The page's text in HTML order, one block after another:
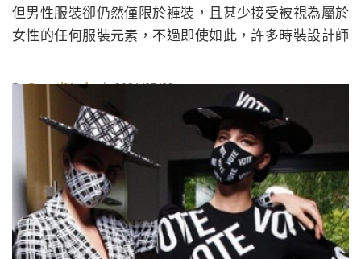
但男性服裝卻仍然僅限於褲裝，且甚少接受被視為屬於
女性的任何服裝元素，不過即使如此，許多時裝設計師
社會框架的作品，啟發了更多時尚愛好者與創作者。
ByBeautiMode| 2021/07/02